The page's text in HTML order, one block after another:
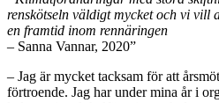
renskötseln väldigt mycket och vi vill
en framtid inom rennäringen
– Sanna Vannar, 2020”
– Jag är mycket tacksam för att
förtroende. Jag har under mina år i